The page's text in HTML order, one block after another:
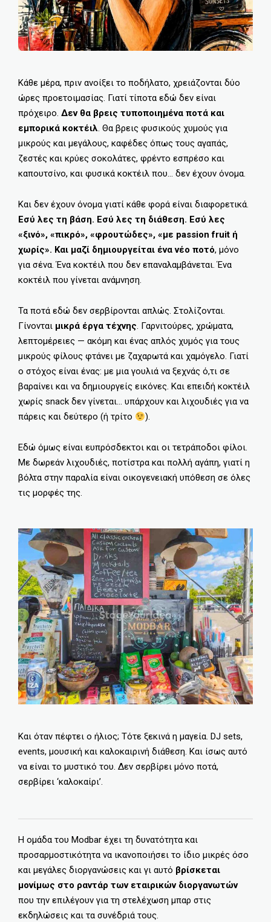
Κάθε μέρα, πριν ανοίξει το ποδήλατο, χρειάζονται δύο
ώρες προετοιμασίας. Γιατί τίποτα εδώ δεν είναι
πρόχειρο. Δεν θα βρεις τυποποιημένα ποτά και
εμπορικά κοκτέιλ. Θα βρεις φυσικούς χυμούς για
μικρούς και μεγάλους, καφέδες όπως τους αγαπάς,
ζεστές και κρύες σοκολάτες, φρέντο εσπρέσο και
καπουτσίνο, και φυσικά κοκτέιλ που… δεν έχουν όνομα.
Και δεν έχουν όνομα γιατί κάθε φορά είναι διαφορετικά.
Εσύ λες τη βάση. Εσύ λες τη διάθεση. Εσύ λες
«ξινό», «πικρό», «φρουτώδες», «με passion fruit ή
χωρίς». Και μαζί δημιουργείται ένα νέο ποτό, μόνο
για σένα. Ένα κοκτέιλ που δεν επαναλαμβάνεται. Ένα
κοκτέιλ που γίνεται ανάμνηση.
Τα ποτά εδώ δεν σερβίρονται απλώς. Στολίζονται.
Γίνονται μικρά έργα τέχνης. Γαρνιτούρες, χρώματα,
λεπτομέρειες — ακόμη και ένας απλός χυμός για τους
μικρούς φίλους φτάνει με ζαχαρωτά και χαμόγελο. Γιατί
ο στόχος είναι ένας: με μια γουλιά να ξεχνάς ό,τι σε
βαραίνει και να δημιουργείς εικόνες. Και επειδή κοκτέιλ
χωρίς snack δεν γίνεται… υπάρχουν και λιχουδιές για να
πάρεις και δεύτερο (ή τρίτο
).
Εδώ όμως είναι ευπρόσδεκτοι και οι τετράποδοι φίλοι.
Με δωρεάν λιχουδιές, ποτίστρα και πολλή αγάπη, γιατί η
βόλτα στην παραλία είναι οικογενειακή υπόθεση σε όλες
τις μορφές της.
Και όταν πέφτει ο ήλιος; Τότε ξεκινά η μαγεία. DJ sets,
events, μουσική και καλοκαιρινή διάθεση. Και ίσως αυτό
να είναι το μυστικό του. Δεν σερβίρει μόνο ποτά,
σερβίρει ‘καλοκαίρι’.
Η ομάδα του Modbar έχει τη δυνατότητα και
προσαρμοστικότητα να ικανοποιήσει το ίδιο μικρές όσο
και μεγάλες διοργανώσεις και γι αυτό βρίσκεται
μονίμως στο ραντάρ των εταιρικών διοργανωτών
που την επιλέγουν για τη στελέχωση μπαρ στις
εκδηλώσεις και τα συνέδριά τους.